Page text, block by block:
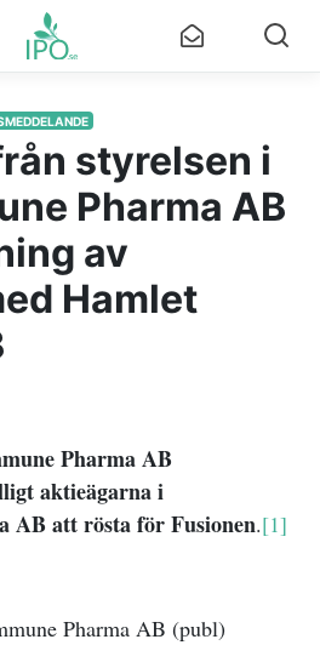
styrelsen i
Pharma AB
av
Hamlet
Pharma AB
aktieägarna i
AB att rösta för Fusionen.[1]
Pharma AB (publ)